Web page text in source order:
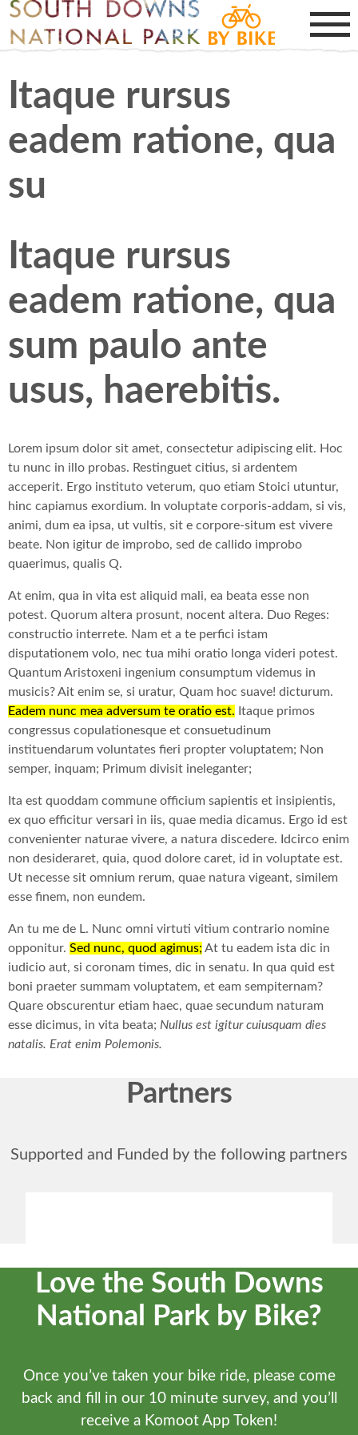
Itaque rursus
eadem ratione, qua
su
Itaque rursus
eadem ratione, qua
sum paulo ante
usus, haerebitis.
Lorem ipsum dolor sit amet, consectetur adipiscing elit. Hoc
tu nunc in illo probas. Restinguet citius, si ardentem
acceperit. Ergo instituto veterum, quo etiam Stoici utuntur,
hinc capiamus exordium. In voluptate corporis-addam, si vis,
animi, dum ea ipsa, ut vultis, sit e corpore-situm est vivere
beate. Non igitur de improbo, sed de callido improbo
quaerimus, qualis Q.
At enim, qua in vita est aliquid mali, ea beata esse non
potest. Quorum altera prosunt, nocent altera. Duo Reges:
constructio interrete. Nam et a te perfici istam
disputationem volo, nec tua mihi oratio longa videri potest.
Quantum Aristoxeni ingenium consumptum videmus in
musicis? Ait enim se, si uratur, Quam hoc suave! dicturum.
Eadem nunc mea adversum te oratio est. Itaque primos
congressus copulationesque et consuetudinum
instituendarum voluntates fieri propter voluptatem; Non
semper, inquam; Primum divisit ineleganter;
Ita est quoddam commune officium sapientis et insipientis,
ex quo efficitur versari in iis, quae media dicamus. Ergo id est
convenienter naturae vivere, a natura discedere. Idcirco enim
non desideraret, quia, quod dolore caret, id in voluptate est.
Ut necesse sit omnium rerum, quae natura vigeant, similem
esse finem, non eundem.
An tu me de L. Nunc omni virtuti vitium contrario nomine
opponitur. Sed nunc, quod agimus; At tu eadem ista dic in
iudicio aut, si coronam times, dic in senatu. In qua quid est
boni praeter summam voluptatem, et eam sempiternam?
Quare obscurentur etiam haec, quae secundum naturam
esse dicimus, in vita beata; Nullus est igitur cuiusquam dies
natalis. Erat enim Polemonis.
Partners
Supported and Funded by the following partners
Love the South Downs
National Park by Bike?
Once you’ve taken your bike ride, please come
back and fill in our 10 minute survey, and you’ll
receive a Komoot App Token!